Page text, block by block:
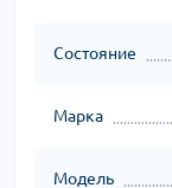
Состояние
Марка
Модель